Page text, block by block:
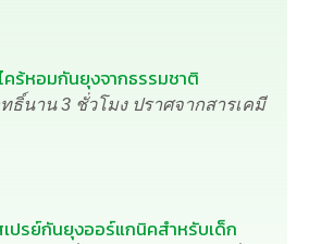
คร้หอมกันยุงจากธรรมชาติ
ธิ์นาน 3 ชั่วโมง ปราศจากสารเคมี
ปรย์กันยุงออร์แกนิคสำหรับเด็ก